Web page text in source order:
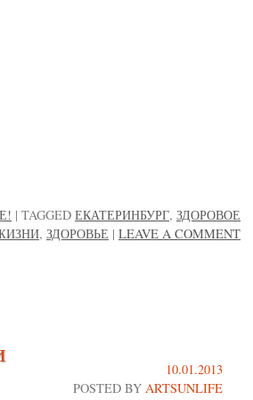
| TAGGED ЕКАТЕРИНБУРГ, ЗДОРОВОЕ
, ЗДОРОВЬЕ | LEAVE A COMMENT
10.01.2013
POSTED BY ARTSUNLIFE